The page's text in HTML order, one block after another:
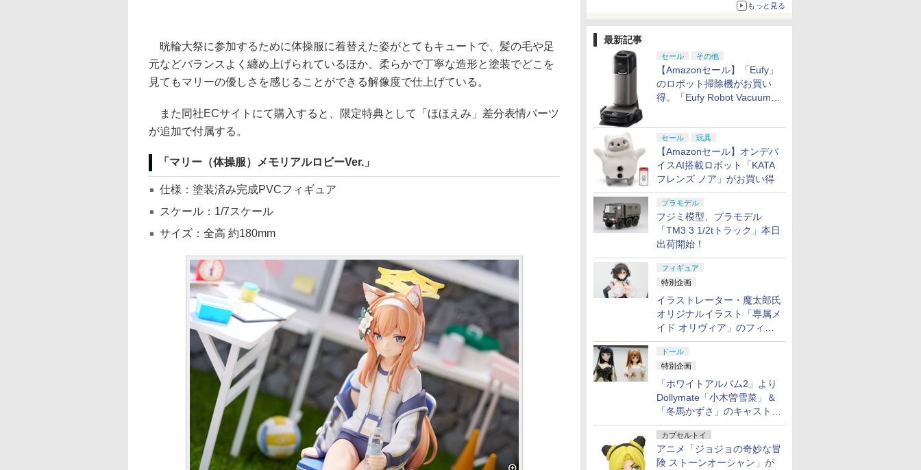
もっと見る
最新記事
セール その他
【Amazonセール】「Eufy」
のロボット掃除機がお買い
得。「Eufy Robot Vacuum
セール 玩具
【Amazonセール】オンデバ
イスAI搭載ロボット「KATA
フレンズ ノア」がお買い得
プラモデル
フジミ模型、プラモデル
「TM3 3 1/2tトラック」本日
出荷開始！
フィギュア
特別企画
イラストレーター・魔太郎氏
オリジナルイラスト「専属メ
イド オリヴィア」のフィギ
ュア彩色原型が東京フィギュ
アギャラリーにて展示中
ドール
特別企画
「ホワイトアルバム2」より
Dollymate「小木曽雪菜」＆
「冬馬かずさ」のキャストド
ール実物見本が東京フィギュ
アギャラリーにて展示中
カプセルトイ
アニメ「ジョジョの奇妙な冒
険 ストーンオーシャン」が
晄輪大祭に参加するために体操服に着替えた姿がとてもキュートで、髪の毛や足
元などバランスよく纏め上げられているほか、柔らかで丁寧な造形と塗装でどこを
見てもマリーの優しさを感じることができる解像度で仕上げている。
また同社ECサイトにて購入すると、限定特典として「ほほえみ」差分表情パーツ
が追加で付属する。
「マリー（体操服）メモリアルロビーVer.」
仕様：塗装済み完成PVCフィギュア
スケール：1/7スケール
サイズ：全高 約180mm